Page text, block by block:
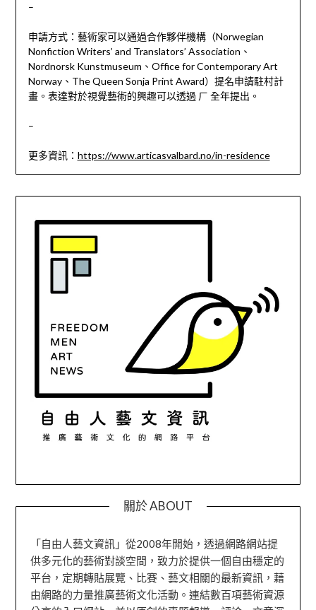
–
申請方式：藝術家可以通過合作夥伴機構（Norwegian
Nonfiction Writers’ and Translators’ Association、
Nordnorsk Kunstmuseum、Office for Contemporary Art
Norway、The Queen Sonja Print Award）提名申請駐村計
畫。表達對於視覺藝術的興趣可以透過 ㄏ 全年提出。
–
更多資訊： https://www.articasvalbard.no/in-residence
關於 ABOUT
「自由人藝文資訊」從2008年開始，透過網路網站提
供多元化的藝術對談空間，致力於提供一個自由穩定的
平台，定期轉貼展覽、比賽、藝文相關的最新資訊，藉
由網路的力量推廣藝術文化活動。連結數百項藝術資源